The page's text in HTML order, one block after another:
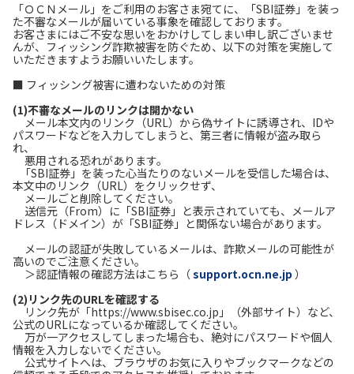
お問い合わせ
履歴・お気に入り
NTTドコモビジネスのお客さ
まはこちら
工事・故障情報通知
OCN サービス一覧
「ＯＣＮメール」をご利用のお客さま宛てに、「SBI証券」を装っ
た不審なメールが届いている事象を確認しております。
お客さまにはご不安な思いをおかけしてしまい申し訳ございませ
んが、フィッシング詐欺被害を防ぐため、以下の対策を実施して
いただきますようお願いいたします。
■ フィッシング被害に遭わないための対策
(1)不審なメールのリンクは開かない
メール本文内のリンク（URL）から偽サイトに誘導され、IDや
パスワードなどを入力してしまうと、第三者に情報が盗み取ら
れ、
悪用される恐れがあります。
「SBI証券」を装った心当たりのないメールを受信した場合は、
本文中のリンク（URL）をクリックせず、
メールごと削除してください。
送信元（From）に「SBI証券」と表示されていても、メールア
ドレス（ドメイン）が「SBI証券」と関係ない場合があります。
メールの認証が失敗しているメールは、詐欺メールの可能性が
高いのでご注意ください。
＞認証情報の確認方法はこちら（support.ocn.ne.jp ）
(2)リンク先のURLを確認する
リンク先が「https://www.sbisec.co.jp」（外部サイト）など、
公式のURLになっているか確認してください。
万が一アクセスしてしまった場合も、絶対にパスワードや個人
情報を入力しないでください。
公式サイトへは、ブラウザのお気に入りやブックマークなどの